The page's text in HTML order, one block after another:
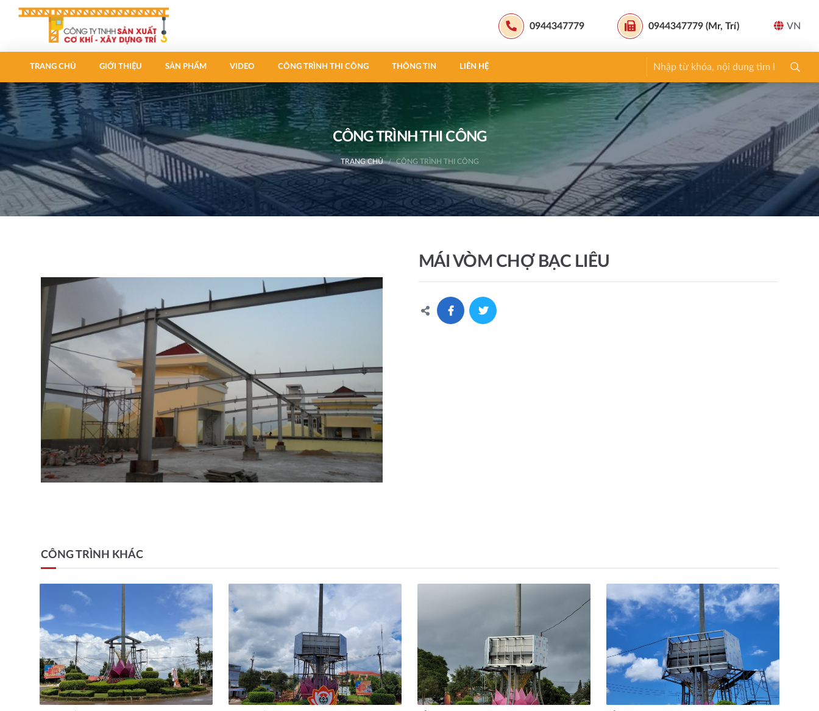
0944347779 0944347779 (Mr, Trí) VN
TRANG CHỦ GIỚI THIỆU SẢN PHẨM VIDEO CÔNG TRÌNH THI CÔNG THÔNG TIN LIÊN HỆ
CÔNG TRÌNH THI CÔNG
TRANG CHỦ CÔNG TRÌNH THI CÔNG
MÁI VÒM CHỢ BẠC LIÊU
CÔNG TRÌNH KHÁC